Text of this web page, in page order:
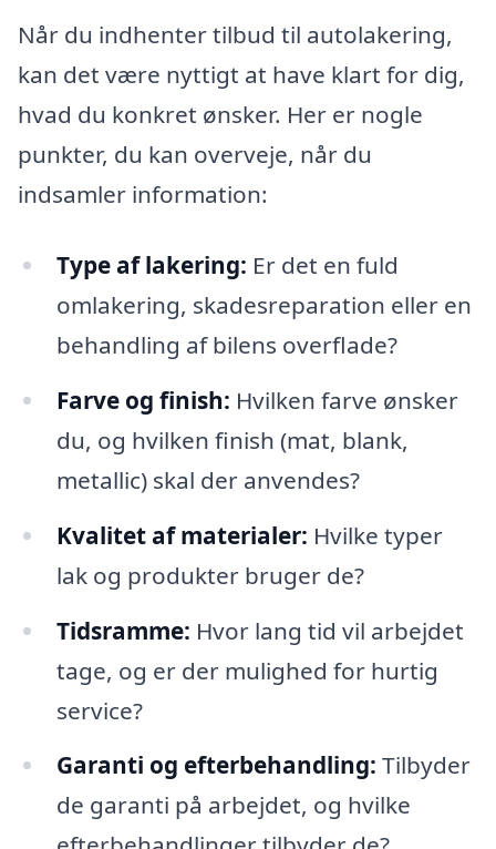
Når du indhenter tilbud til autolakering,
kan det være nyttigt at have klart for dig,
hvad du konkret ønsker. Her er nogle
punkter, du kan overveje, når du
indsamler information:
Type af lakering: Er det en fuld
omlakering, skadesreparation eller en
behandling af bilens overflade?
Farve og finish: Hvilken farve ønsker
du, og hvilken finish (mat, blank,
metallic) skal der anvendes?
Kvalitet af materialer: Hvilke typer
lak og produkter bruger de?
Tidsramme: Hvor lang tid vil arbejdet
tage, og er der mulighed for hurtig
service?
Garanti og efterbehandling: Tilbyder
de garanti på arbejdet, og hvilke